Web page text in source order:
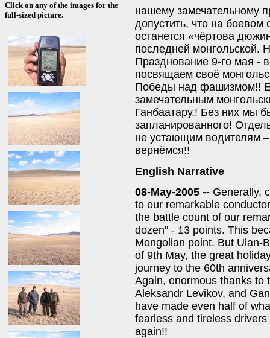
Click on any of the images for the
full-sized picture.
нашему замечательному
допустить, что на
останется «чёртова
последней монгольской.
Празднование 9-го мая -
посвящаем своё
Победы над фашизмом!!
замечательным
Ганбаатару.! Без них мы
запланированного!
не устающим водителям
вернёмся!!
English Narrative
08-May-2005 -- Generally,
to our remarkable
the battle count of our
dozen" - 13 points. This
Mongolian point. But Ulan-
of 9th May, the great
journey to the 60th
Again, enormous thanks to
Aleksandr Levikov, and
have made even half of
fearless and tireless
again!!